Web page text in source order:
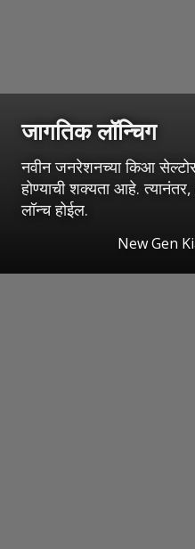
जागतिक लॉन्चिग
नवीन जनरेशनच्या किआ
होण्याची शक्यता आहे.
लॉन्च होईल.
New Gen